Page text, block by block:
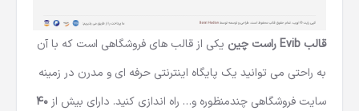
قالب Evib راست چین
یکی از قالب های فروشگاهی است که با آن
به راحتی می توانید یک پایگاه اینترنتی حرفه ای و مدرن در زمینه
سایت فروشگاهی چندمنظوره و… راه اندازی کنید. دارای بیش از 40